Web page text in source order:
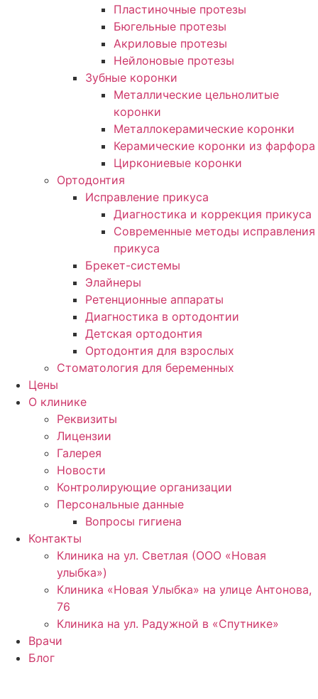
Пластиночные протезы
Бюгельные протезы
Акриловые протезы
Нейлоновые протезы
Зубные коронки
Металлические цельнолитые
коронки
Металлокерамические коронки
Керамические коронки из фарфора
Циркониевые коронки
Ортодонтия
Исправление прикуса
Диагностика и коррекция прикуса
Современные методы исправления
прикуса
Брекет-системы
Элайнеры
Ретенционные аппараты
Диагностика в ортодонтии
Детская ортодонтия
Ортодонтия для взрослых
Стоматология для беременных
Цены
О клинике
Реквизиты
Лицензии
Галерея
Новости
Контролирующие организации
Персональные данные
Вопросы гигиена
Контакты
Клиника на ул. Светлая (ООО «Новая
улыбка»)
Клиника «Новая Улыбка» на улице Антонова,
76
Клиника на ул. Радужной в «Спутнике»
Врачи
Блог